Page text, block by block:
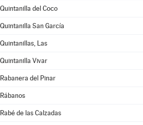
Quintanilla del Coco
Quintanilla San García
Quintanillas, Las
Quintanilla Vivar
Rabanera del Pinar
Rábanos
Rabé de las Calzadas